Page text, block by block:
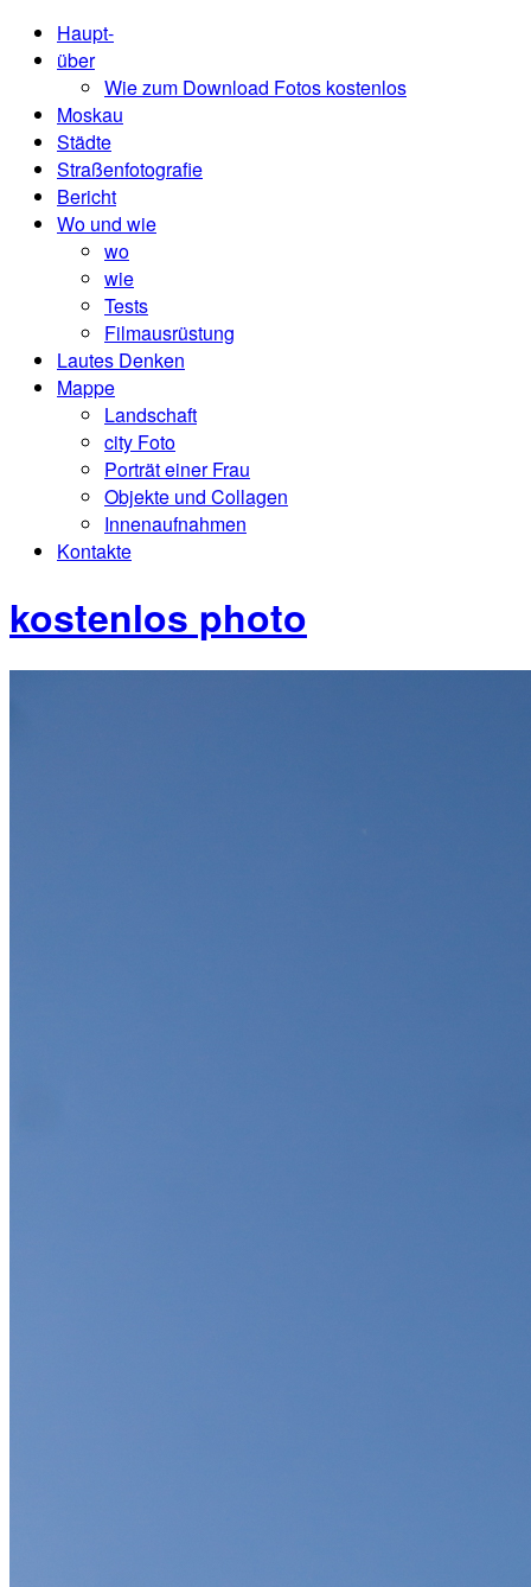
Haupt-
über
Wie zum Download Fotos kostenlos
Moskau
Städte
Straßenfotografie
Bericht
Wo und wie
wo
wie
Tests
Filmausrüstung
Lautes Denken
Mappe
Landschaft
city ​​Foto
Porträt einer Frau
Objekte und Collagen
Innenaufnahmen
Kontakte
kostenlos photo